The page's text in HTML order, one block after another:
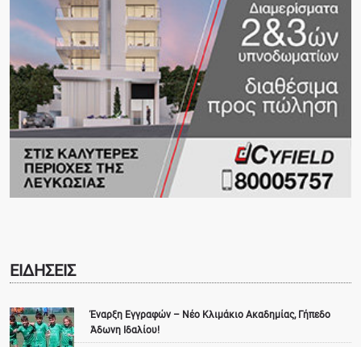
ΕΙΔΗΣΕΙΣ
Έναρξη Εγγραφών – Νέο Κλιμάκιο Ακαδημίας, Γήπεδο
Άδωνη Ιδαλίου!